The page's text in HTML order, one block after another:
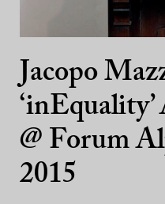
Jacopo
@ Forum
2015